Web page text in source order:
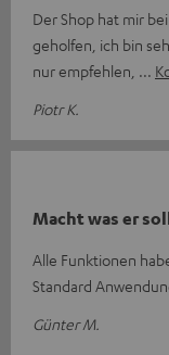
Der Shop hat mir
geholfen, ich bin
nur empfehlen,
Piotr K.
Macht was er
Alle Funktionen
Standard
Günter M.